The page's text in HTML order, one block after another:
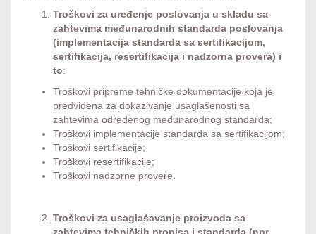
Troškovi za uređenje poslovanja u skladu sa
zahtevima međunarodnih standarda poslovanja
(implementacija standarda sa sertifikacijom,
sertifikacija, resertifikacija i nadzorna provera) i
to:
Troškovi pripreme tehničke dokumentacije koja je
predviđena za dokazivanje usaglašenosti sa
zahtevima određenog međunarodnog standarda;
Troškovi implementacije standarda sa sertifikacijom;
Troškovi sertifikacije;
Troškovi resertifikacije;
Troškovi nadzorne provere.
Troškovi za usaglašavanje proizvoda sa